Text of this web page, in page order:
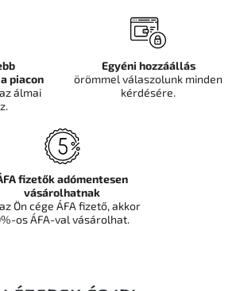
piacon
álmai
Egyéni hozzáállás
örömmel válaszolunk minden
kérdésére.
fizetők adómentesen
vásárolhatnak
Ön cége ÁFA fizető, akkor
os ÁFA-val vásárolhat.